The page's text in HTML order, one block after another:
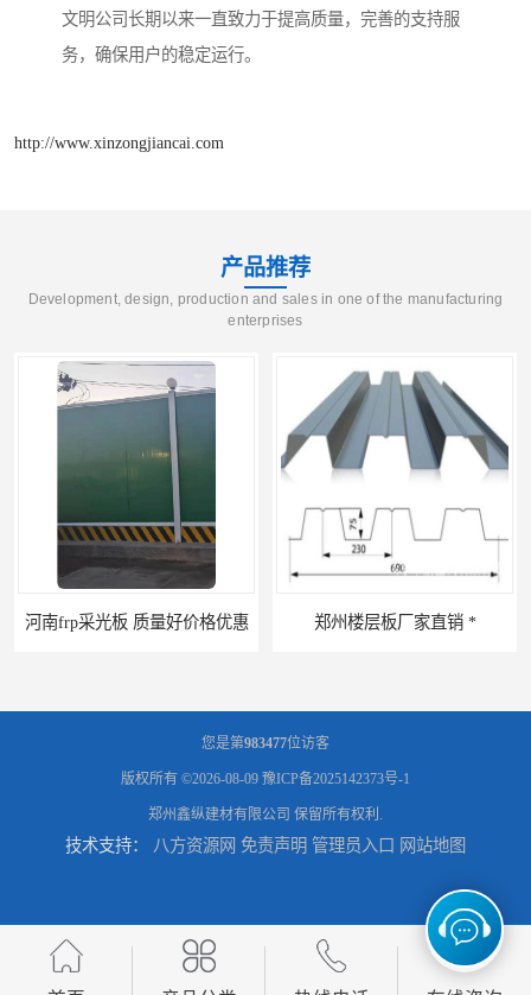
文明公司长期以来一直致力于提高质量，完善的支持服
务，确保用户的稳定运行。
http://www.xinzongjiancai.com
产品推荐
Development, design, production and sales in one of the manufacturing
enterprises
量好价格优惠 郑州楼层板厂家直销 *
河南郑州移动式高空瓦机租赁公司 提高施工效率 河南郑州生产加工彩钢围挡 郑州鑫纵 质量好 围挡加工
您是第983477位访客
版权所有 ©2026-08-09 豫ICP备2025142373号-1
郑州鑫纵建材有限公司 保留所有权利.
技术支持： 八方资源网 免责声明 管理员入口 网站地图